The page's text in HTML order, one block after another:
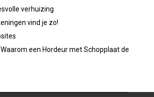
verhuizing
vind je zo!
een Hordeur met Schopplaat de